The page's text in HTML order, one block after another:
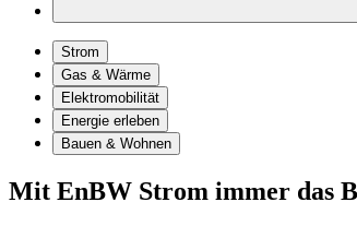
Strom
Gas & Wärme
Elektromobilität
Energie erleben
Bauen & Wohnen
Mit EnBW Strom immer das